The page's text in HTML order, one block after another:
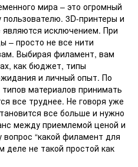
мира – это огромный
3D-принтеры и
исключением. При
– просто не все нити
Выбирая филамент, вам
как бюджет, типы
и личный опыт. По
материалов принимать
все труднее. Не говоря уже
все больше и нужно
между приемлемой ценой и
“какой филамент для
деле не такой простой как